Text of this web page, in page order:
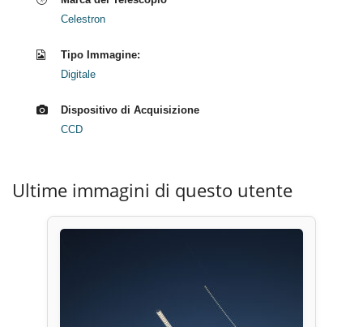
Celestron
Tipo Immagine:
Digitale
Dispositivo di Acquisizione
CCD
Ultime immagini di questo utente